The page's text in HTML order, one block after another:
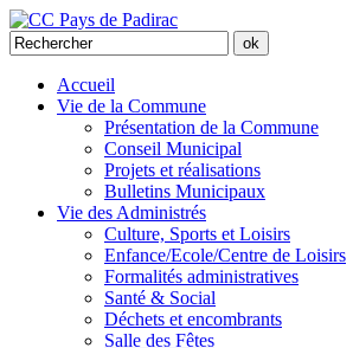
Accueil
Vie de la Commune
Présentation de la Commune
Conseil Municipal
Projets et réalisations
Bulletins Municipaux
Vie des Administrés
Culture, Sports et Loisirs
Enfance/Ecole/Centre de Loisirs
Formalités administratives
Santé & Social
Déchets et encombrants
Salle des Fêtes